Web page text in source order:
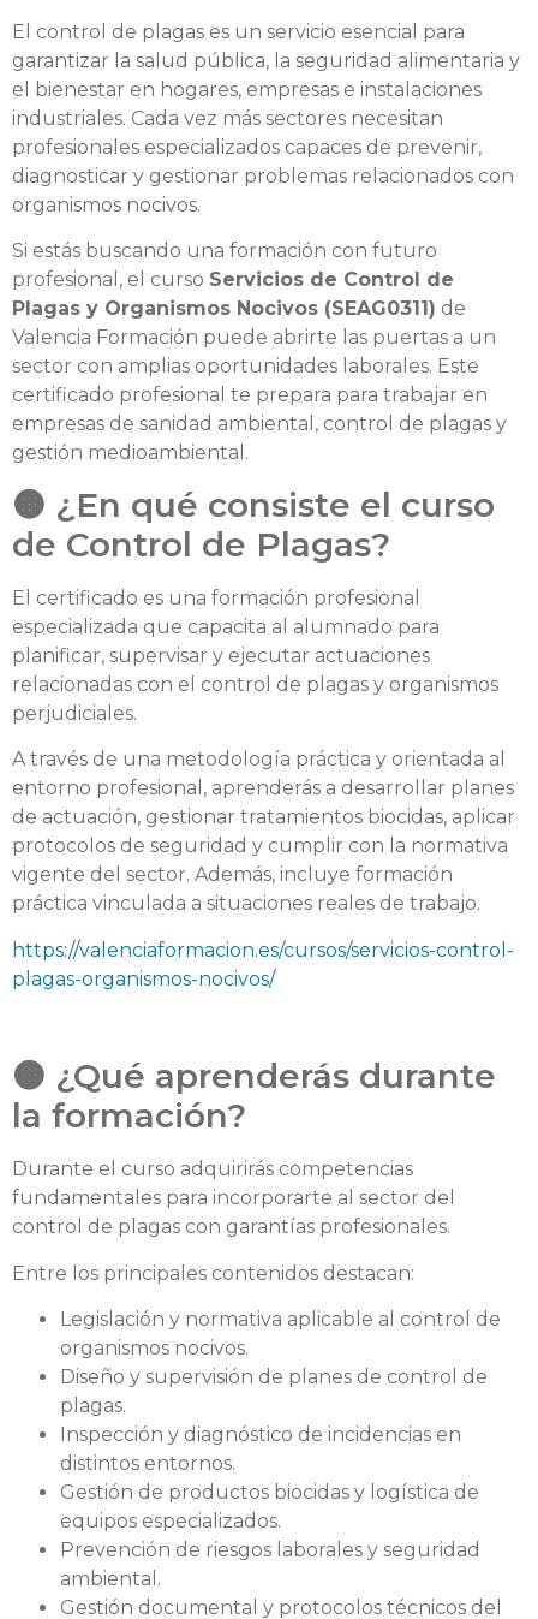
El control de plagas es un servicio esencial para
garantizar la salud pública, la seguridad alimentaria y
el bienestar en hogares, empresas e instalaciones
industriales. Cada vez más sectores necesitan
profesionales especializados capaces de prevenir,
diagnosticar y gestionar problemas relacionados con
organismos nocivos.
Si estás buscando una formación con futuro
profesional, el curso Servicios de Control de
Plagas y Organismos Nocivos (SEAG0311) de
Valencia Formación puede abrirte las puertas a un
sector con amplias oportunidades laborales. Este
certificado profesional te prepara para trabajar en
empresas de sanidad ambiental, control de plagas y
gestión medioambiental.
🟠 ¿En qué consiste el curso
de Control de Plagas?
El certificado es una formación profesional
especializada que capacita al alumnado para
planificar, supervisar y ejecutar actuaciones
relacionadas con el control de plagas y organismos
perjudiciales.
A través de una metodología práctica y orientada al
entorno profesional, aprenderás a desarrollar planes
de actuación, gestionar tratamientos biocidas, aplicar
protocolos de seguridad y cumplir con la normativa
vigente del sector. Además, incluye formación
práctica vinculada a situaciones reales de trabajo.
https://valenciaformacion.es/cursos/servicios-control-
plagas-organismos-nocivos/
🟠 ¿Qué aprenderás durante
la formación?
Durante el curso adquirirás competencias
fundamentales para incorporarte al sector del
control de plagas con garantías profesionales.
Entre los principales contenidos destacan:
Legislación y normativa aplicable al control de
organismos nocivos.
Diseño y supervisión de planes de control de
plagas.
Inspección y diagnóstico de incidencias en
distintos entornos.
Gestión de productos biocidas y logística de
equipos especializados.
Prevención de riesgos laborales y seguridad
ambiental.
Gestión documental y protocolos técnicos del